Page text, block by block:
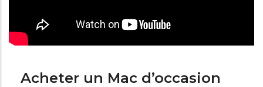
Acheter un Mac d’occasion